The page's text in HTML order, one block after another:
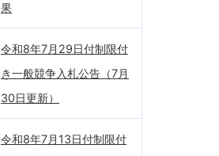
果
令和8年7月29日付制限付
き一般競争入札公告（7月
30日更新）
令和8年7月13日付制限付